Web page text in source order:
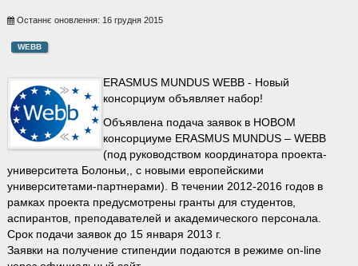
Останнє оновлення: 16 грудня 2015
WEBB
ERASMUS MUNDUS WEBB - Новый
консорциум объявляет набор!
Объявлена подача заявок в НОВОМ
консорциуме ERASMUS MUNDUS – WEBB
(под руководством координатора проекта-
университета Болоньи,, с новыми европейскими
университетами-партнерами). В течении 2012-2016 годов в
рамках проекта предусмотрены гранты для студентов,
аспирантов, преподавателей и академического персонала.
Срок подачи заявок до 15 января 2013 г.
Заявки на получение стипендии подаются в режиме on-line